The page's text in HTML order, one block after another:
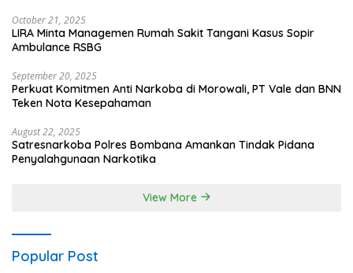
October 21, 2025
LIRA Minta Managemen Rumah Sakit Tangani Kasus Sopir
Ambulance RSBG
September 20, 2025
Perkuat Komitmen Anti Narkoba di Morowali, PT Vale dan BNN
Teken Nota Kesepahaman
August 22, 2025
Satresnarkoba Polres Bombana Amankan Tindak Pidana
Penyalahgunaan Narkotika
View More
Popular Post